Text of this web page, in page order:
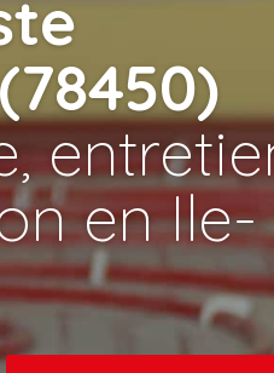
en Ile-